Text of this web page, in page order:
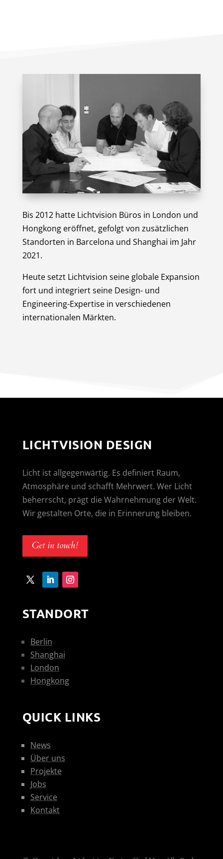
Bis 2012 hatte Lichtvision Büros in London und
Hongkong eröffnet, gefolgt von zusätzlichen
Standorten in Barcelona und Shanghai im Jahr
2021.
Heute setzt Lichtvision seine globale Expansion
fort und integriert seine Design- und
Engineering-Expertise in verschiedenen
internationalen Märkten.
LICHTVISION DESIGN
Licht ist allgegenwärtig. Es definiert Raum,
Atmosphäre und schafft Mehrwert. Wer Licht
beherrscht, prägt die Wahrnehmung der Welt.
Wir gestalten Orte, die in Erinnerung bleiben.
Get in touch!
STANDORT
Berlin
Shanghai
London
Hongkong
QUICK LINKS
News
Über uns
Projekte
Jobs
Service
Kontakt